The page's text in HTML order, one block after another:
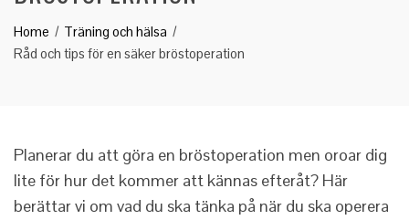
Home
Träning och hälsa
Råd och tips för en säker bröstoperation
Planerar du att göra en bröstoperation men oroar dig
lite för hur det kommer att kännas efteråt? Här
berättar vi om vad du ska tänka på när du ska operera